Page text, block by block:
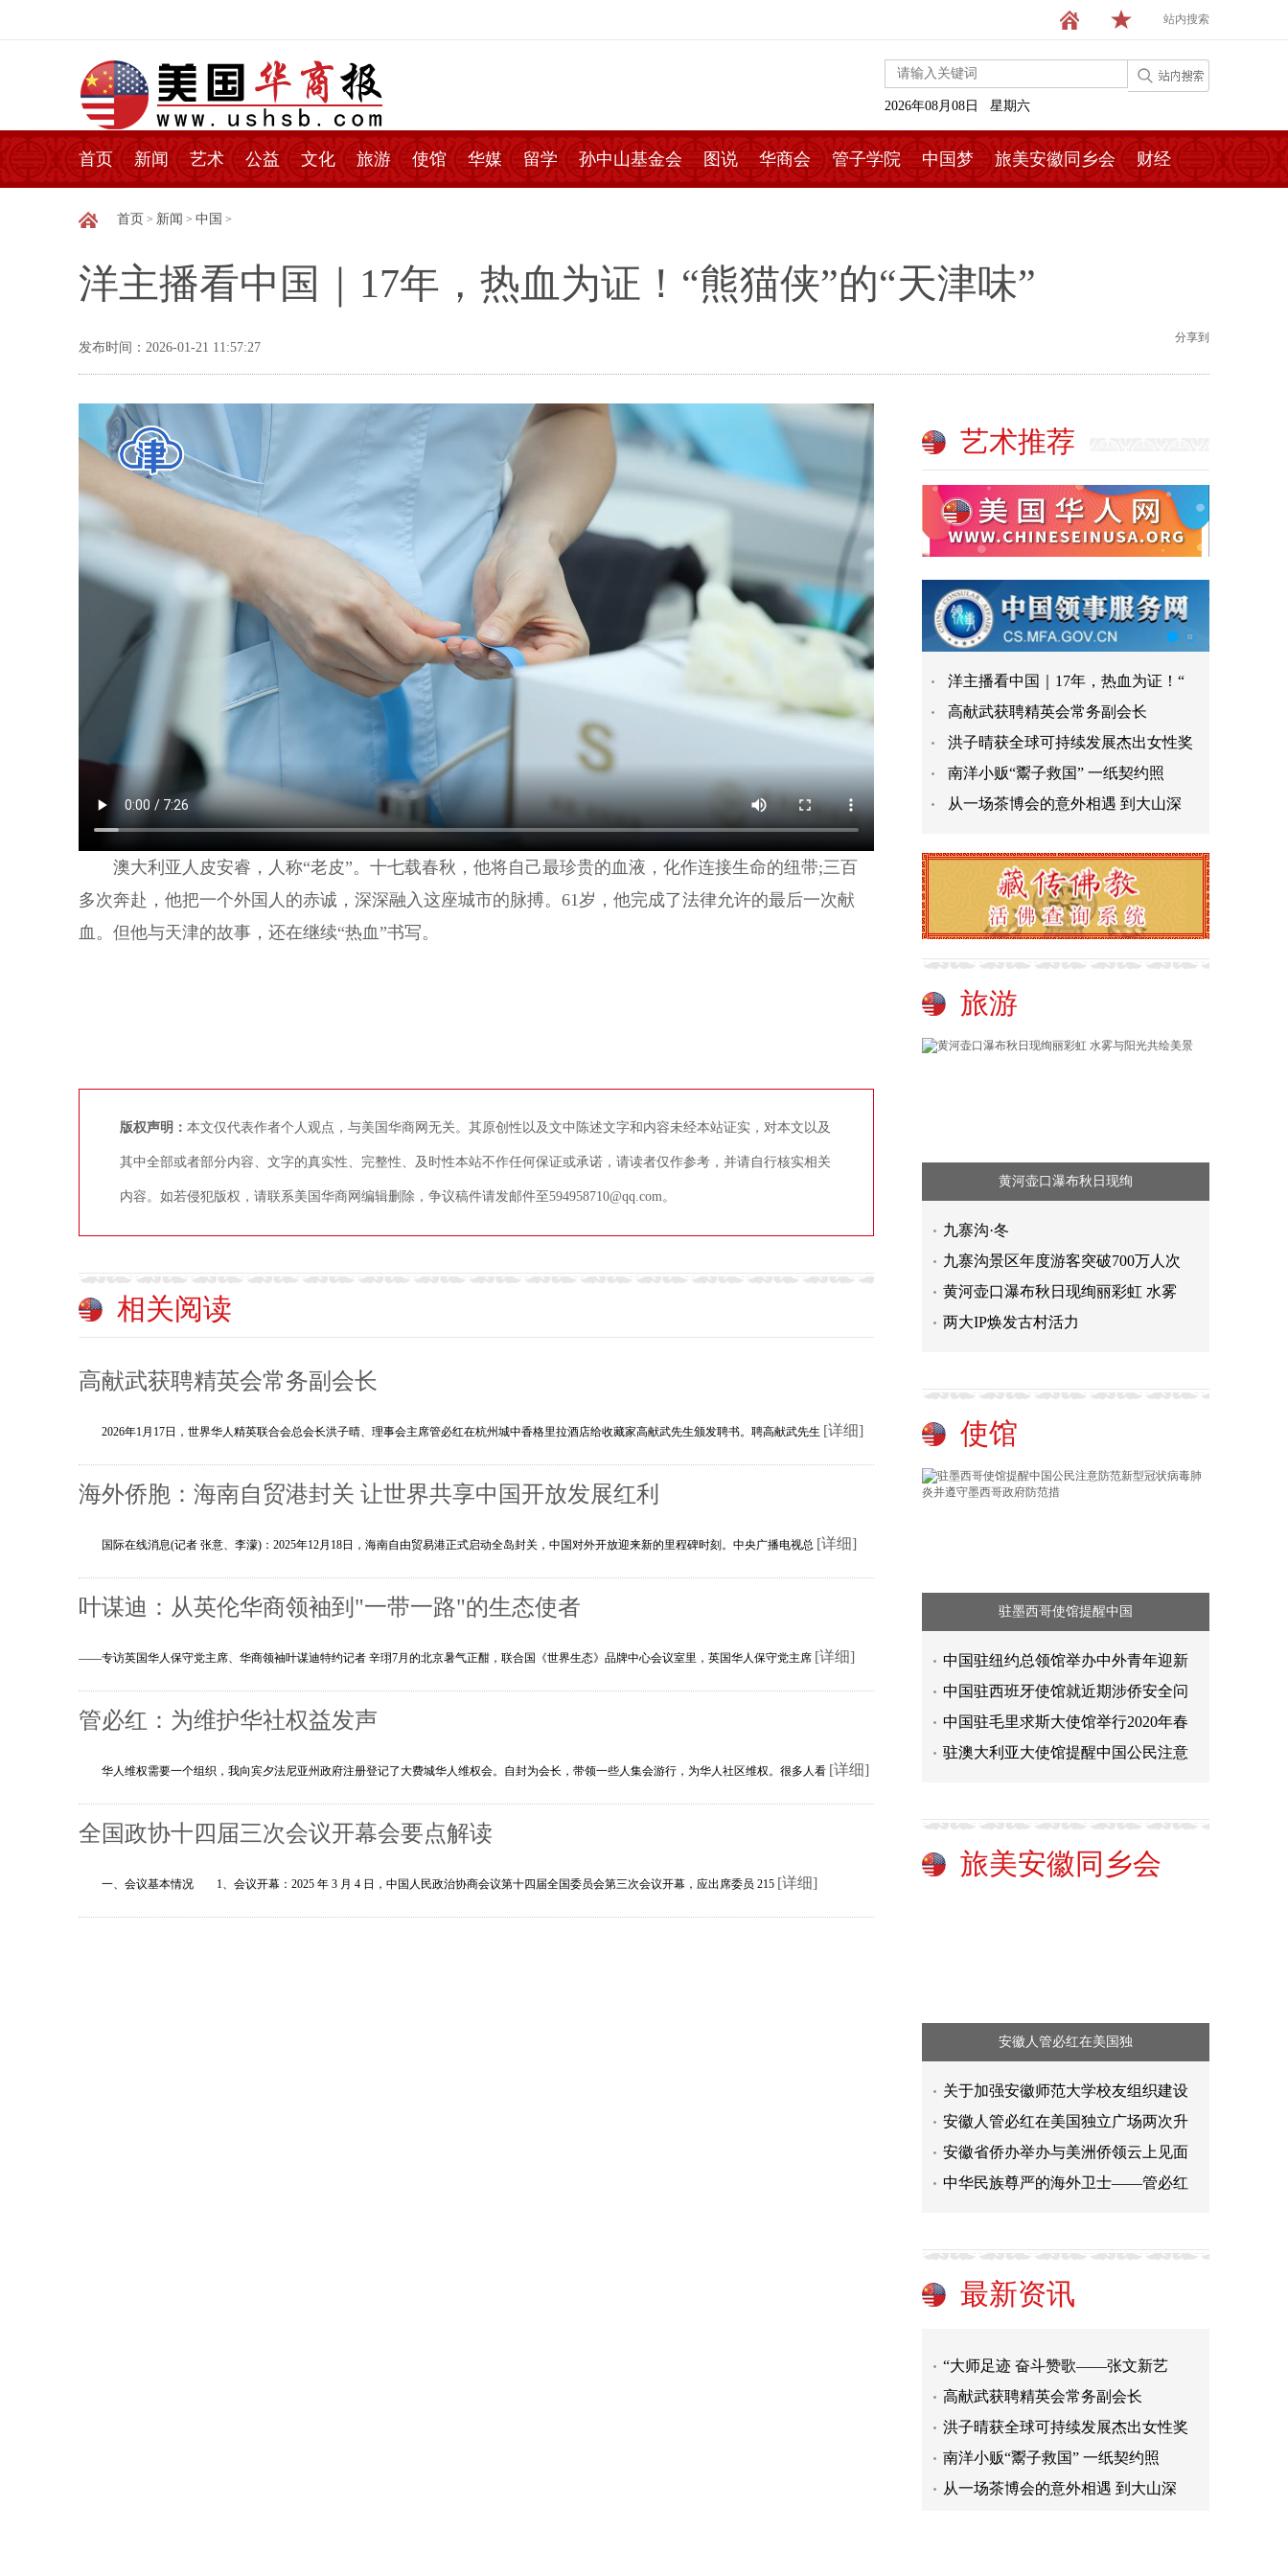
站内搜索
2026年08月08日 星期六
首页 新闻 艺术 公益 文化 旅游 使馆 华媒 留学 孙中山基金会 图说 华商会 管子学院 中国梦 旅美安徽同乡会 财经
首页 > 新闻 > 中国 >
洋主播看中国｜17年，热血为证！“熊猫侠”的“天津味”
发布时间：2026-01-21 11:57:27
分享到
澳大利亚人皮安睿，人称“老皮”。十七载春秋，他将自己最珍贵的血液，化作连接生命的纽带;三百
多次奔赴，他把一个外国人的赤诚，深深融入这座城市的脉搏。61岁，他完成了法律允许的最后一次献
血。但他与天津的故事，还在继续“热血”书写。
版权声明： 本文仅代表作者个人观点，与美国华商网无关。其原创性以及文中陈述文字和内容未经本站证实，对本文以及
其中全部或者部分内容、文字的真实性、完整性、及时性本站不作任何保证或承诺，请读者仅作参考，并请自行核实相关
内容。如若侵犯版权，请联系美国华商网编辑删除，争议稿件请发邮件至594958710@qq.com。
相关阅读
高献武获聘精英会常务副会长
2026年1月17日，世界华人精英联合会总会长洪子晴、理事会主席管必红在杭州城中香格里拉酒店给收藏家高献武先生颁发聘书。聘高献武先生 [详细]
海外侨胞：海南自贸港封关 让世界共享中国开放发展红利
国际在线消息(记者 张意、李濛)：2025年12月18日，海南自由贸易港正式启动全岛封关，中国对外开放迎来新的里程碑时刻。中央广播电视总 [详细]
叶谋迪：从英伦华商领袖到"一带一路"的生态使者
——专访英国华人保守党主席、华商领袖叶谋迪特约记者 辛珝7月的北京暑气正酣，联合国《世界生态》品牌中心会议室里，英国华人保守党主席 [详细]
管必红：为维护华社权益发声
华人维权需要一个组织，我向宾夕法尼亚州政府注册登记了大费城华人维权会。自封为会长，带领一些人集会游行，为华人社区维权。很多人看 [详细]
全国政协十四届三次会议开幕会要点解读
一、会议基本情况 1、会议开幕：2025 年 3 月 4 日，中国人民政治协商会议第十四届全国委员会第三次会议开幕，应出席委员 215 [详细]
艺术推荐
洋主播看中国｜17年，热血为证！“
高献武获聘精英会常务副会长
洪子晴获全球可持续发展杰出女性奖
南洋小贩“鬻子救国” 一纸契约照
从一场茶博会的意外相遇 到大山深
旅游
黄河壶口瀑布秋日现绚
九寨沟·冬
九寨沟景区年度游客突破700万人次
黄河壶口瀑布秋日现绚丽彩虹 水雾
两大IP焕发古村活力
使馆
驻墨西哥使馆提醒中国
中国驻纽约总领馆举办中外青年迎新
中国驻西班牙使馆就近期涉侨安全问
中国驻毛里求斯大使馆举行2020年春
驻澳大利亚大使馆提醒中国公民注意
旅美安徽同乡会
安徽人管必红在美国独
关于加强安徽师范大学校友组织建设
安徽人管必红在美国独立广场两次升
安徽省侨办举办与美洲侨领云上见面
中华民族尊严的海外卫士——管必红
最新资讯
洋主播看中国｜17年，热血为证！“
“大师足迹 奋斗赞歌——张文新艺
高献武获聘精英会常务副会长
洪子晴获全球可持续发展杰出女性奖
南洋小贩“鬻子救国” 一纸契约照
从一场茶博会的意外相遇 到大山深